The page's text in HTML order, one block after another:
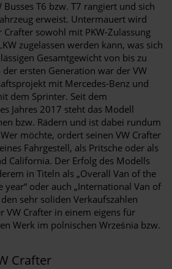
T6 bzw. T7 rangiert und sich
erweist. Untermauert wird
Crafter sowohl mit PKW-Zulassung
zugelassen werden kann, was sich
Gesamtgewicht von bis zu
ersten Generation war der VW
mit Mercedes-Benz und
dem Sprinter. Seit dem
Jahres 2017 steht das Modell
bzw. Rädern und ist dabei rundum
möchte, ordert seinen VW Crafter
Fahrgestell, als Pritsche oder als
California. Der Erfolg des Modells
in Titeln als „Overall Van of the
year“ oder auch „International Van of
sehr soliden Verkaufszahlen
VW Crafter in einem eigens für
Werk im polnischen Września bzw.
Crafter